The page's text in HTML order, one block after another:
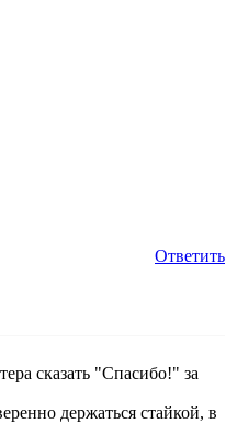
Ответить
сказать "Спасибо!" за
держаться стайкой, в